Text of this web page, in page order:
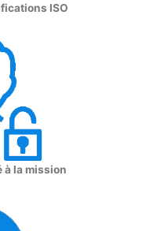
ISO
à la mission